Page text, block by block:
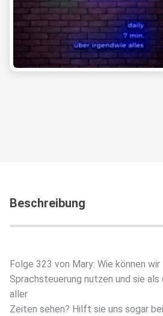
Beschreibung
Folge 323 von Mary: Wie können wir
Sprachsteuerung nutzen und sie
aller
Zeiten sehen? Hilft sie uns sogar